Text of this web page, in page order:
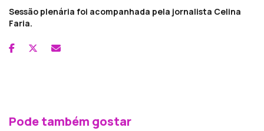
Sessão plenária foi acompanhada pela jornalista Celina
Faria.
Pode também gostar